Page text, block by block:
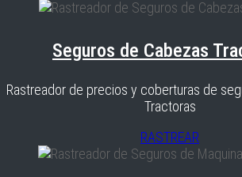
Seguros de Cabezas
Rastreador de precios y coberturas de
Tractoras
RASTREAR